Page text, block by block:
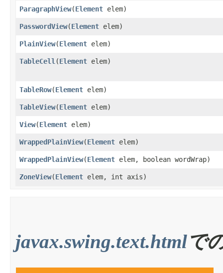
ParagraphView​(Element elem)
PasswordView​(Element elem)
PlainView​(Element elem)
TableCell ​(Element elem)
TableRow​(Element elem)
TableView​(Element elem)
View​(Element elem)
WrappedPlainView​(Element elem)
WrappedPlainView​(Element elem, boolean wordWrap)
ZoneView​(Element elem, int axis)
javax.swing.text.htmlで